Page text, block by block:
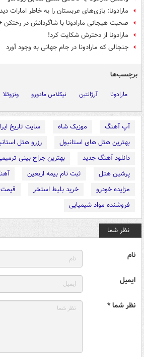
مارادونا: بازی‌های عربستان را به خاطر امارات
صحبت هیجانی مارادونا با شاگردانش در رختکن
مارادونا از دخترش شکایت کرد!
جنجالی که مارادونا در جام جهانی به وجود آورد
برچسب‌ها
مارادونا آرژانتین نیکلاس مادورو ونزوئلا
آپ آهنگ موزیک شاه
سایت تاریخ
بهترین هتل های استانبول
رزرو هتل
دانلود آهنگ جدید
بهترین جراح بینی
پرشین هتل
ثبت نام بیمه اربعین
مزایده خودرو
خرید بلیط استخر
فروشنده مواد شیمیایی
نظر شما
نام
ایمیل
نظر شما *